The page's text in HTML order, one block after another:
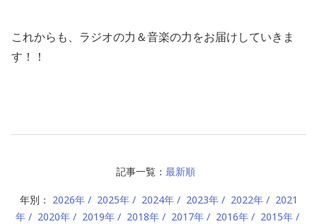
これからも、ラジオの力＆音楽の力をお届けしていきま
す！！
記事一覧： 最新順
年別： 2026年 2025年 2024年 2023年 2022年
2021
年
2020年 2019年 2018年 2017年 2016年
2015年